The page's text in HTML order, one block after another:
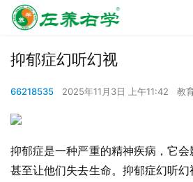
抑郁症幻听幻视
66218535 2025年11月3日 上午11:42 教
抑郁症是一种严重的精神疾病，它会
甚至让他们失去生命。抑郁症幻听